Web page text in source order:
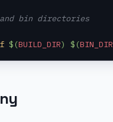
bin directories
$(BUILD_DIR) $(BIN_DIR